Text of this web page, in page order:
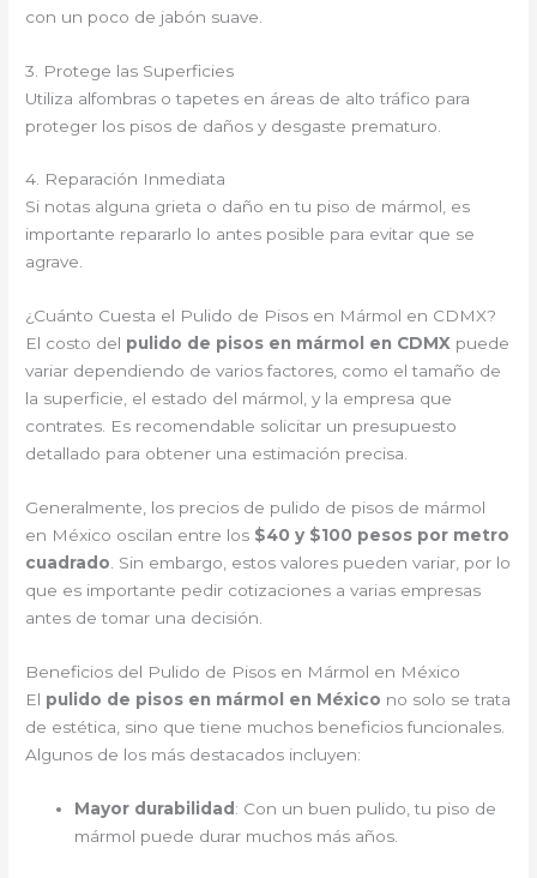
con un poco de jabón suave.
3. Protege las Superficies
Utiliza alfombras o tapetes en áreas de alto tráfico para
proteger los pisos de daños y desgaste prematuro.
4. Reparación Inmediata
Si notas alguna grieta o daño en tu piso de mármol, es
importante repararlo lo antes posible para evitar que se
agrave.
¿Cuánto Cuesta el Pulido de Pisos en Mármol en CDMX?
El costo del pulido de pisos en mármol en CDMX puede
variar dependiendo de varios factores, como el tamaño de
la superficie, el estado del mármol, y la empresa que
contrates. Es recomendable solicitar un presupuesto
detallado para obtener una estimación precisa.
Generalmente, los precios de pulido de pisos de mármol
en México oscilan entre los $40 y $100 pesos por metro
cuadrado . Sin embargo, estos valores pueden variar, por lo
que es importante pedir cotizaciones a varias empresas
antes de tomar una decisión.
Beneficios del Pulido de Pisos en Mármol en México
El pulido de pisos en mármol en México no solo se trata
de estética, sino que tiene muchos beneficios funcionales.
Algunos de los más destacados incluyen:
Mayor durabilidad : Con un buen pulido, tu piso de
mármol puede durar muchos más años.